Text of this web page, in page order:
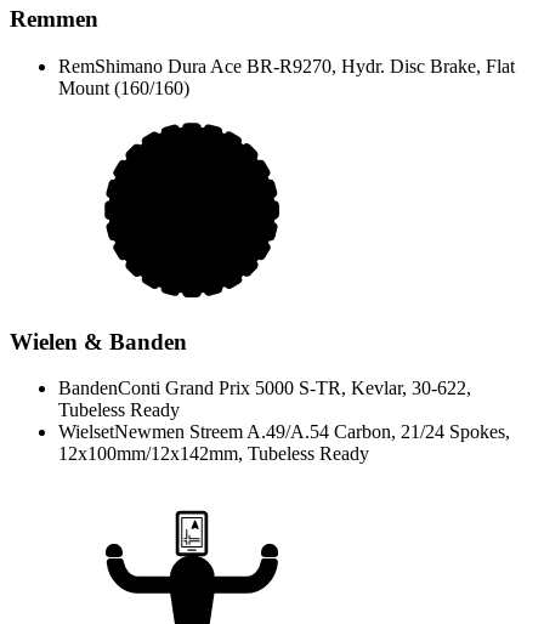
Remmen
RemShimano Dura Ace BR-R9270, Hydr. Disc Brake, Flat
Mount (160/160)
Wielen & Banden
BandenConti Grand Prix 5000 S-TR, Kevlar, 30-622,
Tubeless Ready
WielsetNewmen Streem A.49/A.54 Carbon, 21/24 Spokes,
12x100mm/12x142mm, Tubeless Ready